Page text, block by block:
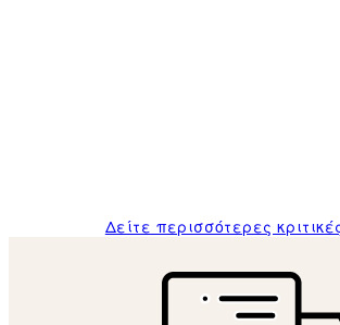
Δείτε περισσότερες